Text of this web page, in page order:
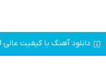
دانلود آهنگ با کیفیت عالی 320